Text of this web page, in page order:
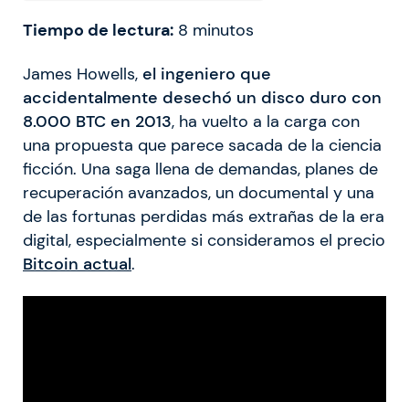
Tiempo de lectura: 8 minutos
James Howells, el ingeniero que
accidentalmente desechó un disco duro con
8.000 BTC en 2013, ha vuelto a la carga con
una propuesta que parece sacada de la ciencia
ficción. Una saga llena de demandas, planes de
recuperación avanzados, un documental y una
de las fortunas perdidas más extrañas de la era
digital, especialmente si consideramos el precio
Bitcoin actual.